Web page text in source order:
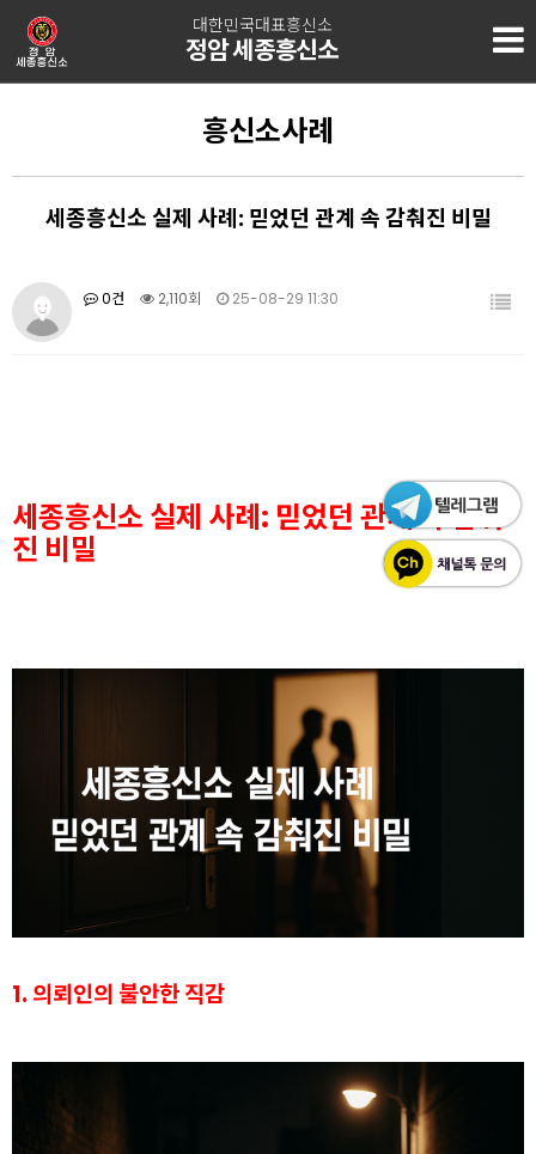
대한민국대표흥신소
정암 세종흥신소
흥신소사례
세종흥신소 실제 사례: 믿었던 관계 속 감춰진 비밀
0건 2,110회 25-08-29 11:30
세종흥신소 실제 사례: 믿었던 관계 속 감춰
진 비밀
1. 의뢰인의 불안한 직감